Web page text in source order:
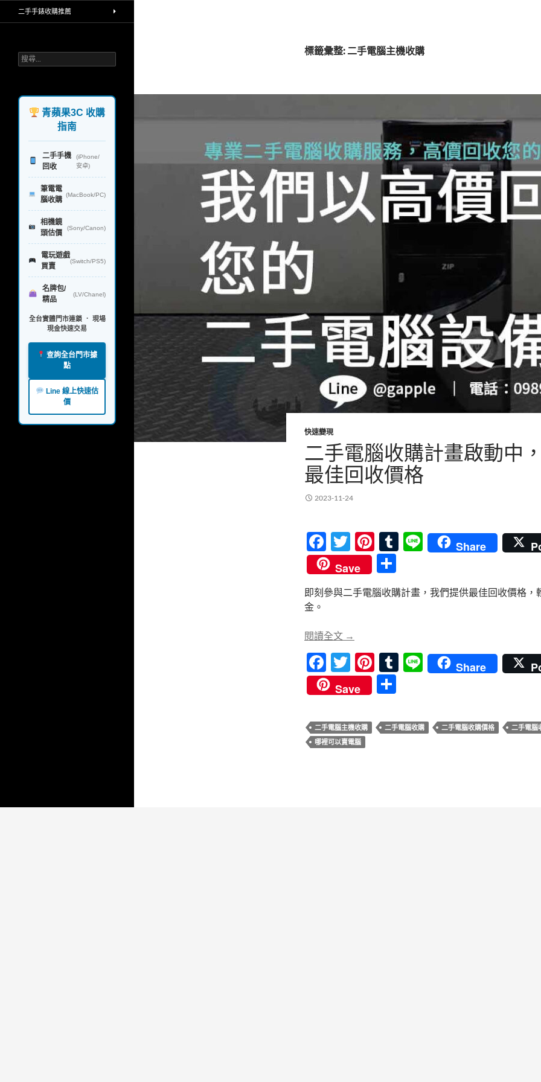
標籤彙整: 二手電腦主機收購
快速變現
二手電腦收購計畫啟動中
最佳回收價格
2023-11-24
F
ac
e
b
o
k
T
w
itt
er
Pi
nt
er
es
T
bl
Li
n
Share
Save
享
即刻參與二手電腦收購計畫，我們提供最佳回收價格，
金。
閱讀全文 二手電腦收購計畫啟動中，享受最佳回收價格
→
F
ac
e
b
o
T
w
itt
er
Pi
nt
er
es
t
T
bl
r
Li
n
Share
Save
二手電腦主機收購 二手電腦收購 二手電腦收購價格
二手電腦
哪裡可以賣電腦
環保理念，回收再利用，不製造汙染
錶 禮券 rimowa行李箱 精品，台北 台
二手手錶收購推薦
搜
尋
字:
青蘋果3C 收購
指南
二手手機
回收
(iPhone/
安卓)
筆電電
腦收購
(MacBook/PC)
相機鏡
頭估價
(Sony/Canon)
電玩遊戲
買賣
(Switch/PS5)
名牌包/
精品
(LV/Chanel)
全台實體門市連鎖 ． 現場
現金快速交易
查詢全台門市據
點
Line 線上快速估
價